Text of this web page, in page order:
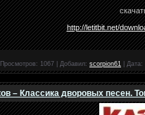
http://letitbit.net/
Просмотров: 1067 Добавил: scorpion61 Дата:
– Классика дворовых песен.